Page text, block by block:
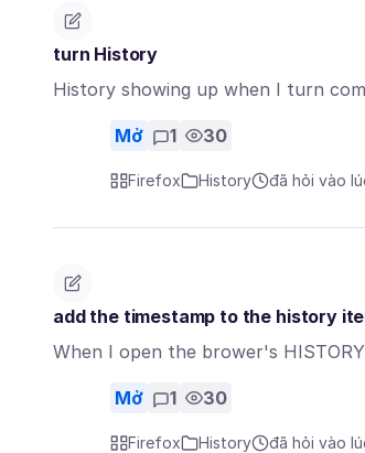
turn History
History showing up when I turn
Mở 1 30
Firefox History đã hỏi vào
add the timestamp to the history
When I open the brower's
Mở 1 30
Firefox History đã hỏi vào